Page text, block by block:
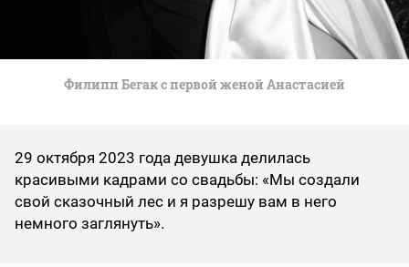
Филипп Бегак с первой женой Анастасией
29 октября 2023 года девушка делилась
красивыми кадрами со свадьбы: «Мы создали
свой сказочный лес и я разрешу вам в него
немного заглянуть».